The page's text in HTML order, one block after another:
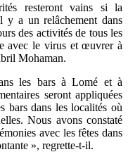
resteront vains si la
y a un relâchement dans
des activités de tous les
avec le virus et œuvrer à
Mohaman.
les bars à Lomé et à
seront appliquées
bars dans les localités où
Nous avons constaté
avec les fêtes dans
», regrette-t-il.